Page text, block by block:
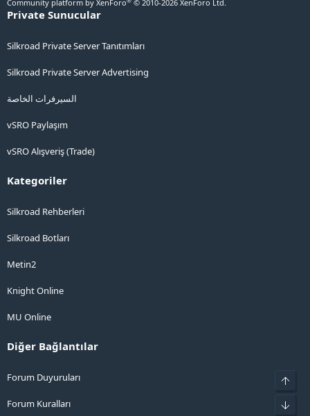
Community platform by XenForo © 2010-2026 XenForo Ltd.
Private Sunucular
Silkroad Private Server Tanıtımları
Silkroad Private Server Advertising
السيرفرات الخاصة
vSRO Paylaşım
vSRO Alışveriş (Trade)
Kategoriler
Silkroad Rehberleri
Silkroad Botları
Metin2
Knight Online
MU Online
Diğer Bağlantılar
Forum Duyuruları
Forum Kuralları